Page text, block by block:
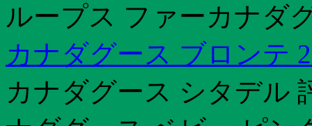
ループス ファーカナダ
カナダグース ブロンテ
カナダグース シタデル